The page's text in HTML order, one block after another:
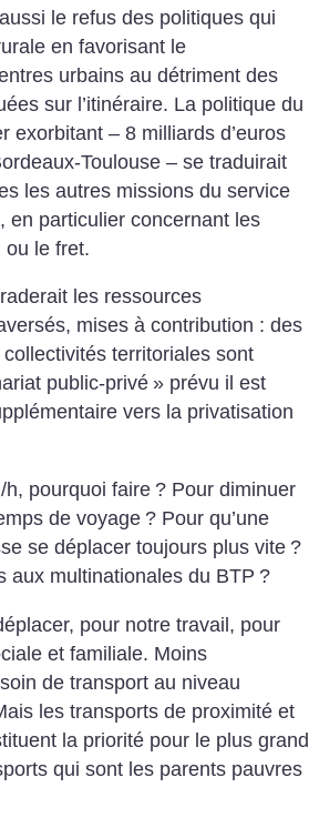
le refus des politiques qui
en favorisant le
urbains au détriment des
sur l’itinéraire. La politique du
exorbitant – 8 milliards d’euros
Toulouse – se traduirait
les autres missions du service
en particulier concernant les
ou le fret.
les ressources
mises à contribution : des
territoriales sont
public-privé » prévu il est
vers la privatisation
h, pourquoi faire ? Pour diminuer
de voyage ? Pour qu’une
se déplacer toujours plus vite ?
aux multinationales du BTP ?
pour notre travail, pour
et familiale. Moins
de transport au niveau
les transports de proximité et
la priorité pour le plus grand
qui sont les parents pauvres